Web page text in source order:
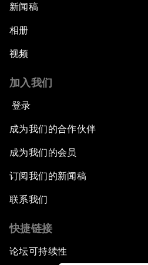
新闻稿
相册
视频
加入我们
登录
成为我们的合作伙伴
成为我们的会员
订阅我们的新闻稿
联系我们
快捷链接
论坛可持续性